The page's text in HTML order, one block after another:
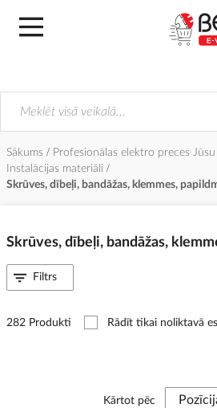
Sākums
Profesionālas elektro preces
Instalācijas materiāli
Skrūves, dībeļi, bandāžas, klemmes,
Skrūves, dībeļi, bandāžas,
282 Produkti Rādīt tikai noliktavā
Kārtot pēc
Filtrs